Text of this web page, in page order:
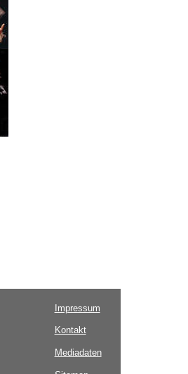
Impressum
Kontakt
Mediadaten